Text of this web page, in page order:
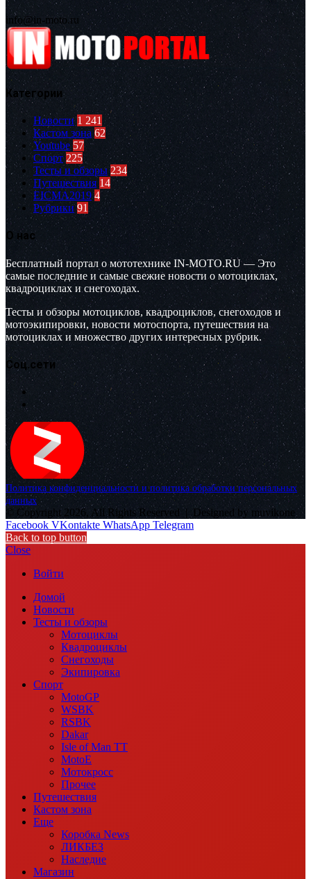
info@in-moto.ru
Категории
Новости 1 241
Кастом зона 62
Youtube 57
Спорт 225
Тесты и обзоры 234
Путешествия 14
EICMA2019 4
Рубрики 91
О нас
Бесплатный портал о мототехнике IN-MOTO.RU — Это
самые последние и самые свежие новости о мотоциклах,
квадроциклах и снегоходах.
Тесты и обзоры мотоциклов, квадроциклов, снегоходов и
мотоэкипировки, новости мотоспорта, путешествия на
мотоциклах и множество других интересных рубрик.
Соц.сети
Политика конфиденциальности и политика обработки персональных
данных
© Copyright 2026, All Rights Reserved |
Designed by muvikone
Facebook VKontakte WhatsApp Telegram
Back to top button
Close
Войти
Домой
Новости
Тесты и обзоры
Мотоциклы
Квадроциклы
Снегоходы
Экипировка
Спорт
MotoGP
WSBK
RSBK
Dakar
Isle of Man TT
MotoE
Мотокросс
Прочее
Путешествия
Кастом зона
Еще
Коробка News
ЛИКБЕЗ
Наследие
Магазин